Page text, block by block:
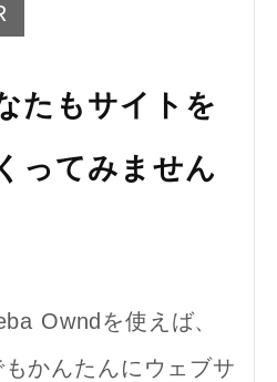
たもサイトを
ってみません
Owndを使えば、
かんたんにウェブサ